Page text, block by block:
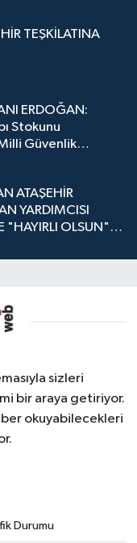
TEŞKİLATINA
ERDOĞAN:
Stokunu
Güvenlik
ATAŞEHİR
YARDIMCISI
"HAYIRLI OLSUN"
sizleri
bir araya getiriyor.
okuyabilecekleri
Durumu